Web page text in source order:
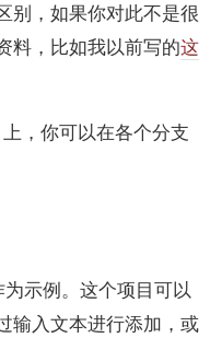
别，如果你对此不是很
料，比如我以前写的这
上，你可以在各个分支
示例。这个项目可以
输入文本进行添加，或